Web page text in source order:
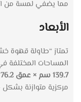
مما يضفي لمسة من
الأبعاد
تمتاز “طاولة قهوة
المساحات المختلفة
139.7 سم × عمق 76.2 سم × ارتفاع 33 سم
مركزية متوازنة